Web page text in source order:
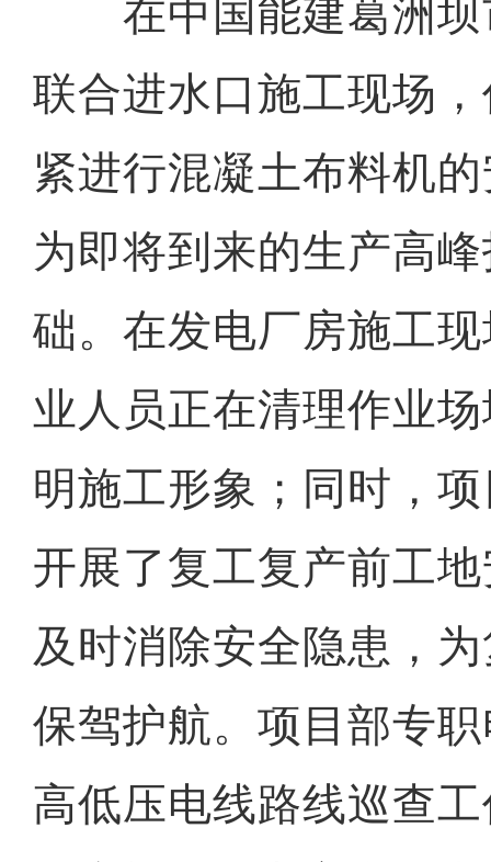
在中国能建葛洲坝
联合进水口施工现场
紧进行混凝土布料机
为即将到来的生产高
础。在发电厂房施工
业人员正在清理作业
明施工形象；同时，
开展了复工复产前工
及时消除安全隐患，
保驾护航。项目部专
高低压电线路线巡查